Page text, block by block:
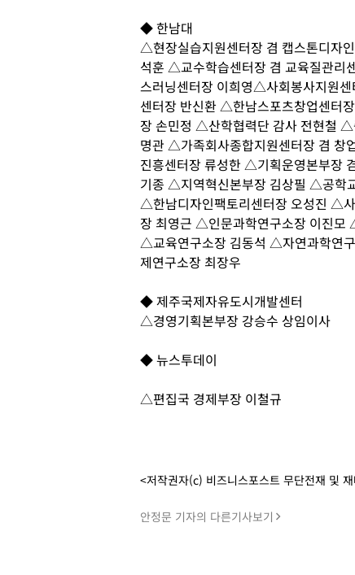
◆ 한남대
△현장실습지원센터장 겸 캡스톤디자
석훈 △교수학습센터장 겸 교육질관
스러닝센터장 이희영△사회봉사지원
센터장 반신환 △한남스포츠창업센터
장 손민정 △산학협력단 감사 전현철 △
명관 △가족회사종합지원센터장 겸
진흥센터장 류성한 △기획운영본부장
기종 △지역혁신본부장 김상필 △공학
△한남디자인팩토리센터장 오성진 △
장 최영근 △인문과학연구소장 이진모
△교육연구소장 김동석 △자연과학연
제연구소장 최장우
◆ 제주국제자유도시개발센터
△경영기획본부장 강승수 상임이사
◆ 뉴스투데이
△편집국 경제부장 이철규
<저작권자(c) 비즈니스포스트 무단전재 및
안정문 기자의 다른기사보기